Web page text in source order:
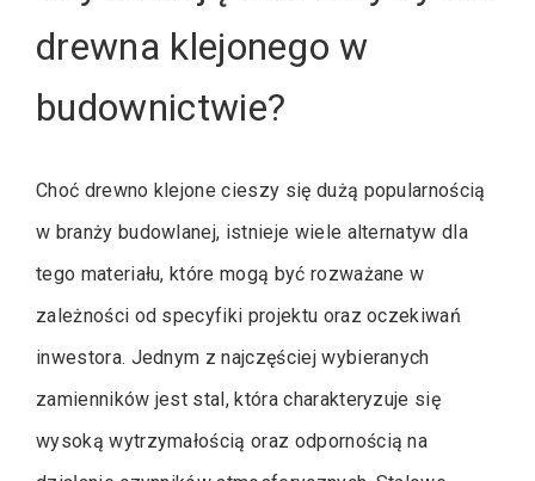
drewna klejonego w
budownictwie?
Choć drewno klejone cieszy się dużą popularnością
w branży budowlanej, istnieje wiele alternatyw dla
tego materiału, które mogą być rozważane w
zależności od specyfiki projektu oraz oczekiwań
inwestora. Jednym z najczęściej wybieranych
zamienników jest stal, która charakteryzuje się
wysoką wytrzymałością oraz odpornością na